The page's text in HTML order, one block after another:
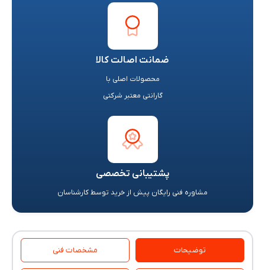
ضمانت اصالت کالا
محصولات اصلی با
گارانتی معتبر شرکتی
پشتیبانی تخصصی
مشاوره فنی رایگان پیش از خرید توسط کارشناسان
توضیحات مشخصات فنی